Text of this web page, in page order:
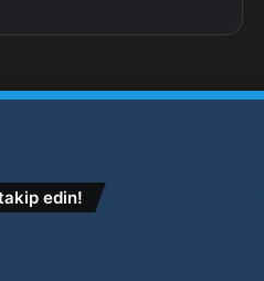
edin!